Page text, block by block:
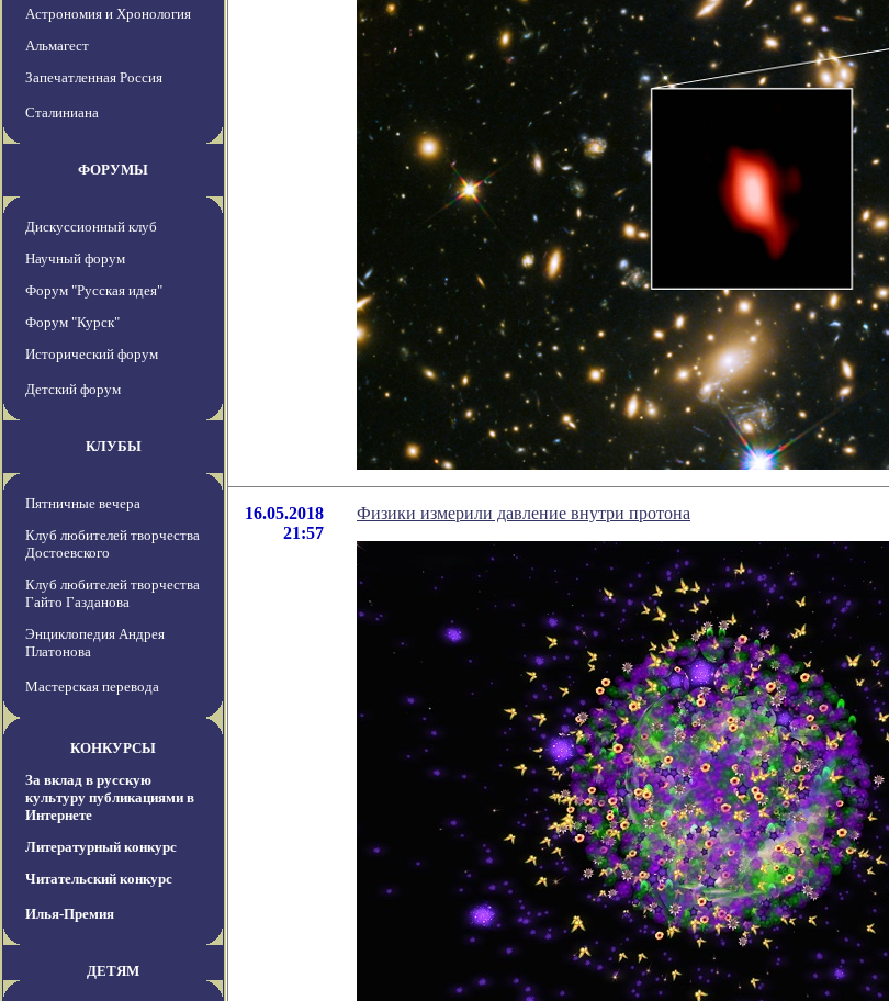
Астрономия и Хронология
Альмагест
Запечатленная Россия
Сталиниана
ФОРУМЫ
Дискуссионный клуб
Научный форум
Форум "Русская идея"
Форум "Курск"
Исторический форум
Детский форум
КЛУБЫ
Пятничные вечера
Клуб любителей творчества
Достоевского
Клуб любителей творчества
Гайто Газданова
Энциклопедия Андрея
Платонова
Мастерская перевода
КОНКУРСЫ
За вклад в русскую
культуру публикациями в
Интернете
Литературный конкурс
Читательский конкурс
Илья-Премия
ДЕТЯМ
16.05.2018
21:57
Физики измерили давление внутри протона